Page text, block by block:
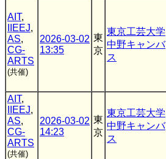
AIT,
IIEEJ,
AS,
CG-
ARTS
(共催)
2026-03-02
13:35
東
京
東京工芸大学
中野キャンバ
ス
AIT,
IIEEJ,
AS,
CG-
ARTS
(共催)
2026-03-02
14:23
東
京
東京工芸大学
中野キャンバ
ス